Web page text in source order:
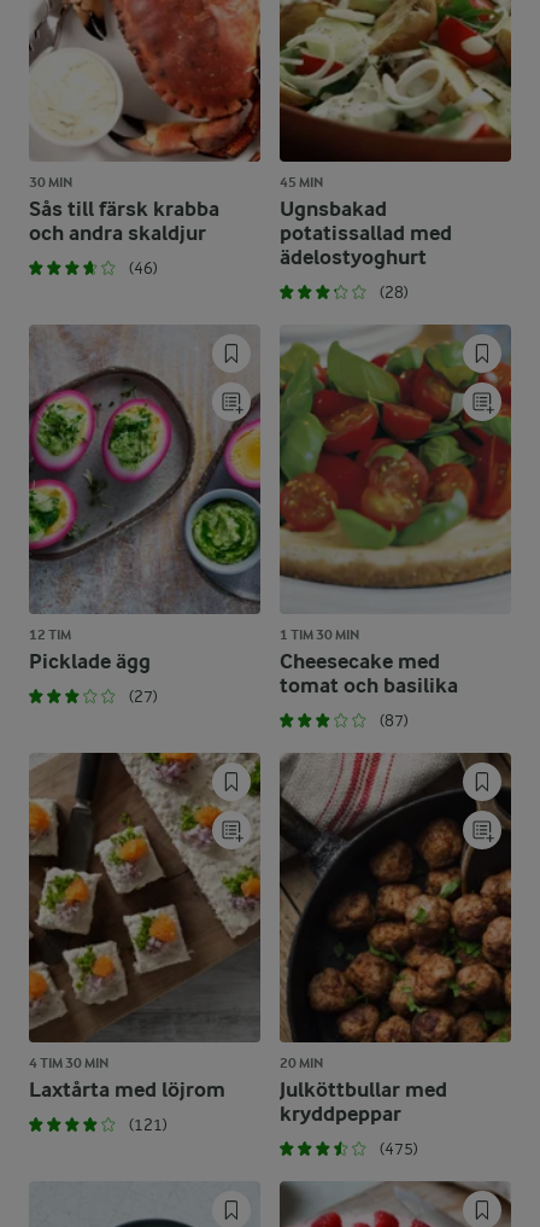
30 MIN
Sås till färsk krabba
och andra skaldjur
(46)
45 MIN
Ugnsbakad
potatissallad med
ädelostyoghurt
(28)
12 TIM
Picklade ägg
(27)
1 TIM 30 MIN
Cheesecake med
tomat och basilika
(87)
4 TIM 30 MIN
Laxtårta med löjrom
(121)
20 MIN
Julköttbullar med
kryddpeppar
(475)